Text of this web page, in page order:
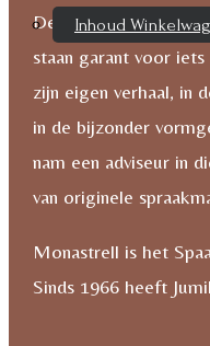
Inhoud
De combinatie van
staan garant voor
zijn eigen verhaal, in
in de bijzonder
nam een adviseur in
van originele
Monastrell is het
Sinds 1966 heeft